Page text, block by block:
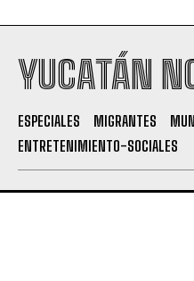
YUCATÁN
ESPECIALES MIGRANTES
ENTRETENIMIENTO-SOCIALES